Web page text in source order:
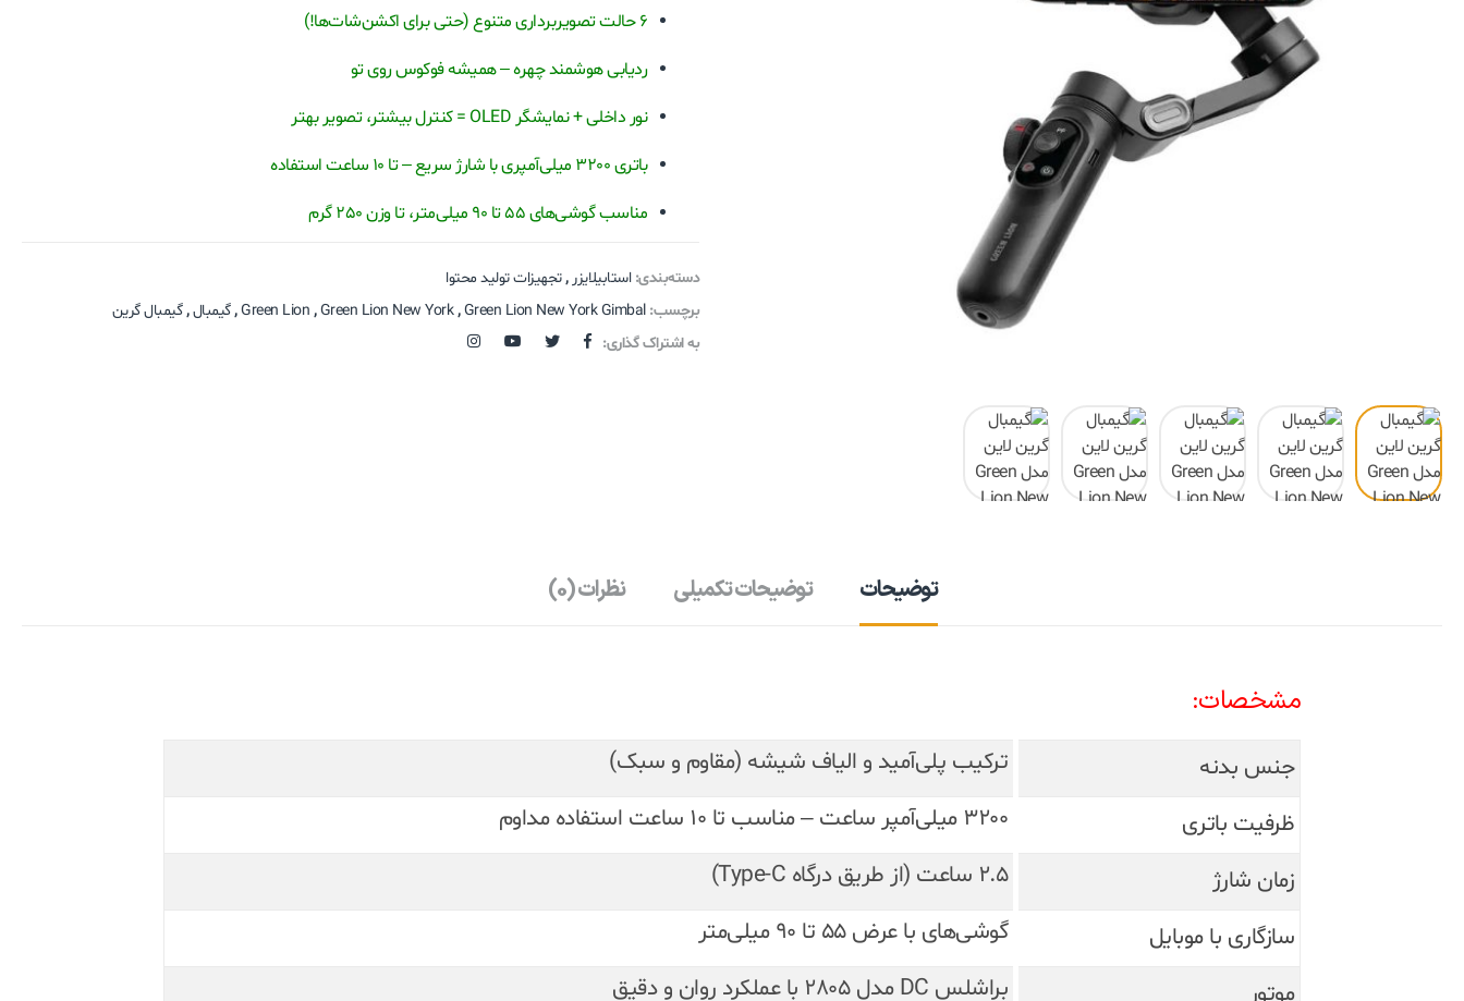
6 حالت تصویربرداری متنوع (حتی برای اکشن‌شات‌ها!)
ردیابی هوشمند چهره – همیشه فوکوس روی تو
نور داخلی + نمایشگر OLED = کنترل بیشتر، تصویر بهتر
باتری 3200 میلی‌آمپری با شارژ سریع – تا 10 ساعت استفاده
مناسب گوشی‌های 55 تا 90 میلی‌متر، تا وزن 250 گرم
دسته‌بندی:استابیلایزر ,تجهیزات تولید محتوا
برچسب:
Green Lion ,Green Lion New York,Green Lion New York Gimbal
,گیمبال,گیمبال گرین
به اشتراک گذاری:
توضیحات توضیحات تکمیلی نظرات (0)
مشخصات:
جنس بدنه ترکیب پلی‌آمید و الیاف شیشه (مقاوم و سبک)
ظرفیت باتری 3200 میلی‌آمپر ساعت – مناسب تا 10 ساعت استفاده مداوم
زمان شارژ 2.5 ساعت (از طریق درگاه Type-C)
سازگاری با موبایل گوشی‌های با عرض 55 تا 90 میلی‌متر
موتور براشلس DC مدل 2805 با عملکرد روان و دقیق